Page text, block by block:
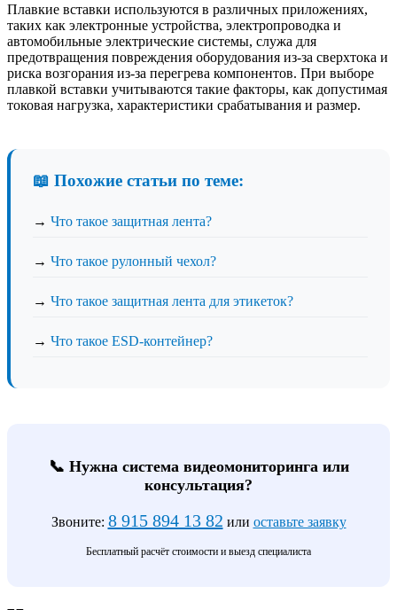
Плавкие вставки используются в различных приложениях,
таких как электронные устройства, электропроводка и
автомобильные электрические системы, служа для
предотвращения повреждения оборудования из-за сверхтока и
риска возгорания из-за перегрева компонентов. При выборе
плавкой вставки учитываются такие факторы, как допустимая
токовая нагрузка, характеристики срабатывания и размер.
📖 Похожие статьи по теме:
→ Что такое защитная лента?
→ Что такое рулонный чехол?
→ Что такое защитная лента для этикеток?
→ Что такое ESD-контейнер?
📞 Нужна система видеомониторинга или
консультация?
Звоните: 8 915 894 13 82 или оставьте заявку
Бесплатный расчёт стоимости и выезд специалиста